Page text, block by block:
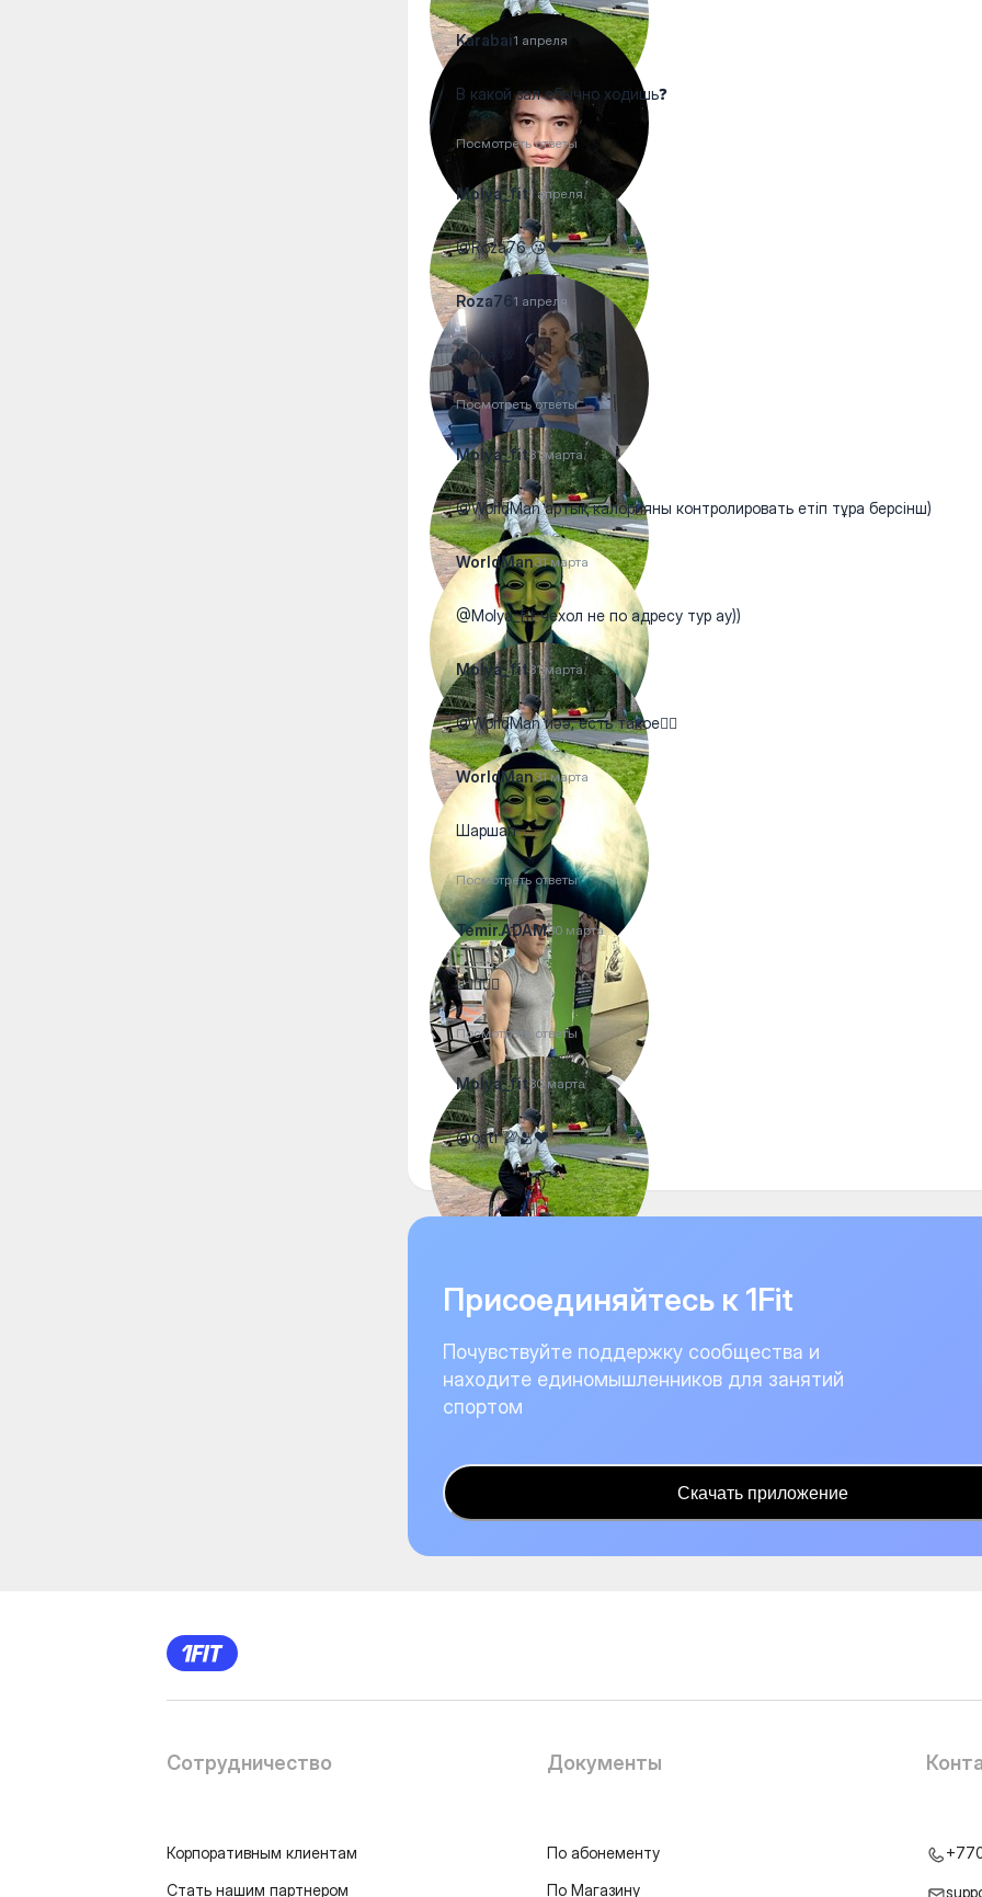
Karabai1 апреля
В какой зал обычно ходишь❓
Посмотреть ответы
Molya_fit1 апреля
@Roza76 😘❤️
Roza761 апреля
Моля 💯
Посмотреть ответы
Molya_fit31 марта
@WorldMan артық калорияны контролировать етіп тұра берсінш)
WorldMan31 марта
@Molya_fit чехол не по адресу тур ау))
Molya_fit31 марта
@WorldMan иәә, есть такое🤷‍♀️
WorldMan31 марта
Шаршап
Посмотреть ответы
Temir.ADAM30 марта
✊🏾💪🏿🐆
Посмотреть ответы
Molya_fit30 марта
@ostr 💯🫂❤️
Присоединяйтесь к 1Fit
Почувствуйте поддержку сообщества и
находите единомышленников для занятий
спортом
Скачать приложение
Сотрудничество
Корпоративным клиентам
Стать нашим партнером
Документы
По абонементу
По Магазину